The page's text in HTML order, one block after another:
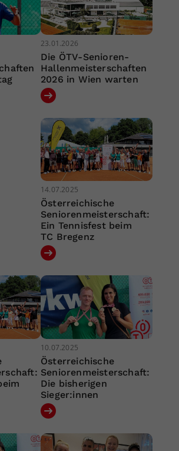
23.01.2026
Die ÖTV-Senioren-
Hallenmeisterschaften
2026 in Wien warten
14.07.2025
Österreichische
Seniorenmeisterschaft:
Ein Tennisfest beim
TC Bregenz
10.07.2025
Österreichische
Seniorenmeisterschaft:
Die bisherigen
Sieger:innen